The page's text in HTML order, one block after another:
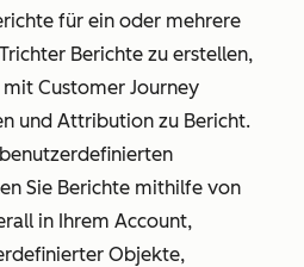
für ein oder mehrere
Berichte zu erstellen,
Customer Journey
und Attribution zu Bericht.
Sie Berichte mithilfe von
in Ihrem Account,
Objekte,